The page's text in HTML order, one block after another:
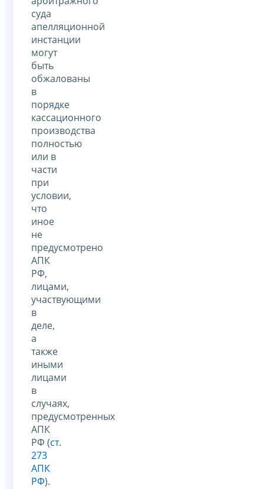
суда
апелляционной
инстанции
могут
быть
обжалованы
в
порядке
кассационного
производства
полностью
или в
части
при
условии,
что
иное
не
предусмотрено
АПК
РФ,
лицами,
участвующими
в
деле,
а
также
иными
лицами
в
случаях,
предусмотренных
АПК
РФ (ст.
273
АПК
РФ).